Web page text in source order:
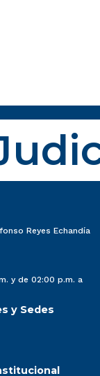
Reyes Echandía
y de 02:00 p.m. a
y Sedes